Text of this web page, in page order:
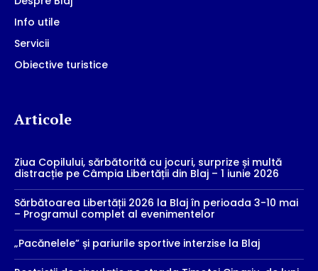
Info utile
Servicii
Obiective turistice
Articole
Ziua Copilului, sărbătorită cu jocuri, surprize și multă
distracție pe Câmpia Libertății din Blaj – 1 iunie 2026
Sărbătoarea Libertății 2026 la Blaj în perioada 3-10 mai
– Programul complet al evenimentelor
„Pacănelele” și pariurile sportive interzise la Blaj